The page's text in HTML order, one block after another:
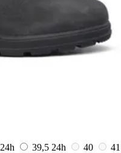
24h 39,5 24h 40
41